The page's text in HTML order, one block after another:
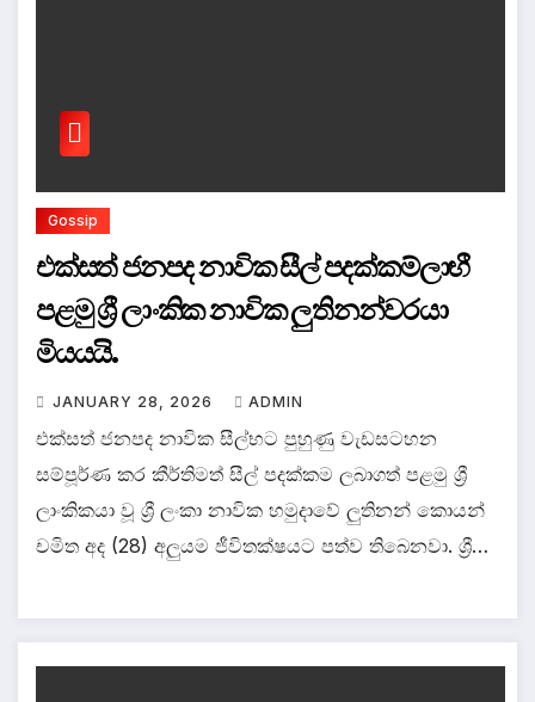
Gossip
එක්සත් ජනපද නාවික සීල් පදක්කම්ලාභී
පළමු ශ්‍රී ලාංකික නාවික ලුතිනන්වරයා
මියයයි.
JANUARY 28, 2026 ADMIN
එක්සත් ජනපද නාවික සීල්භට පුහුණු වැඩසටහන
සම්පූර්ණ කර කීර්තිමත් සීල් පදක්කම ලබාගත් පළමු ශ්‍රී
ලාංකිකයා වූ ශ්‍රී ලංකා නාවික හමුදාවේ ලුතිනන් කොයන්
චමිත අද (28) අලුයම ජීවිතක්ෂයට පත්ව තිබෙනවා. ශ්‍රී…